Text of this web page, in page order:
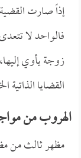
إذاً صارت
فالواحد لا
زوجة يأوي
القضايا
الهروب من
مظهر ثالث من